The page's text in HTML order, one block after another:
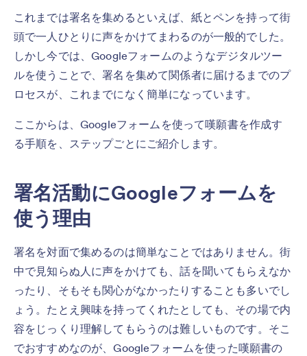
これまでは署名を集めるといえば、紙とペンを持って街
頭で一人ひとりに声をかけてまわるのが一般的でした。
しかし今では、Googleフォームのようなデジタルツー
ルを使うことで、署名を集めて関係者に届けるまでのプ
ロセスが、これまでになく簡単になっています。
ここからは、Googleフォームを使って嘆願書を作成す
る手順を、ステップごとにご紹介します。
署名活動にGoogleフォームを
使う理由
署名を対面で集めるのは簡単なことではありません。街
中で見知らぬ人に声をかけても、話を聞いてもらえなか
ったり、そもそも関心がなかったりすることも多いでし
ょう。たとえ興味を持ってくれたとしても、その場で内
容をじっくり理解してもらうのは難しいものです。そこ
でおすすめなのが、Googleフォームを使った嘆願書の